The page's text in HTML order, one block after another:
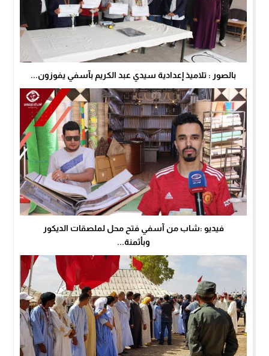
بالصور : تلاميذ إعدادية سيدي عبد الكريم بآسفي يفوزون...
فيديو :شاب من آسفي فتح محل لملصقات الديكور
وبأثمنة...